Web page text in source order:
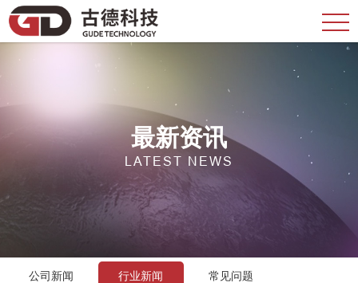
最新资讯
LATEST NEWS
公司新闻 行业新闻 常见问题